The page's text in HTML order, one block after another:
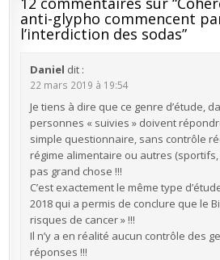
anti-glypho commencent
l’interdiction des sodas”
Daniel dit :
22 mars 2019 à 19:54
Je tiens à dire que ce genre d’étude,
personnes « suivies » doivent
simple questionnaire, sans contrôle
régime alimentaire ou autres
pas grand chose !!!
C’est exactement le même type
2018 qui a permis de conclure que le
risques de cancer » !!!
Il n’y a en réalité aucun contrôle des
réponses !!!